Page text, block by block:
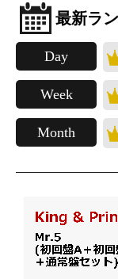
最新ラ
Day
Week
Month